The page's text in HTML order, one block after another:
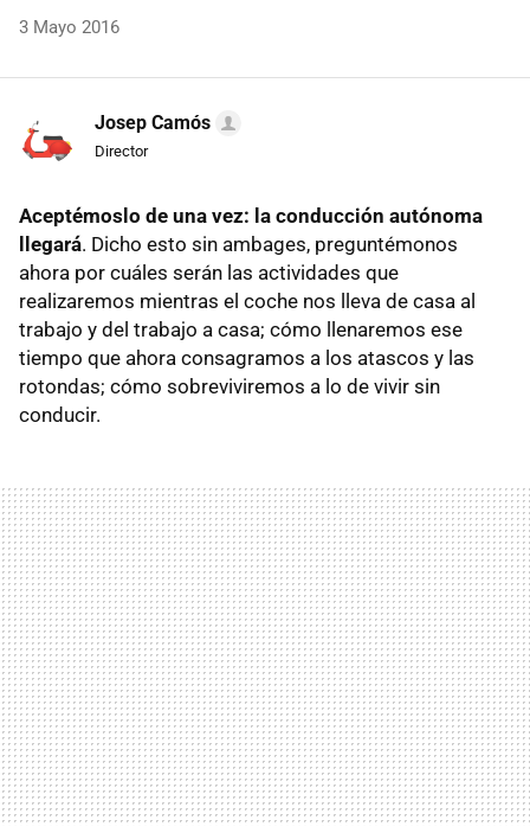
3 Mayo 2016
Josep Camós
Director
Aceptémoslo de una vez: la conducción autónoma
llegará. Dicho esto sin ambages, preguntémonos
ahora por cuáles serán las actividades que
realizaremos mientras el coche nos lleva de casa al
trabajo y del trabajo a casa; cómo llenaremos ese
tiempo que ahora consagramos a los atascos y las
rotondas; cómo sobreviviremos a lo de vivir sin
conducir.